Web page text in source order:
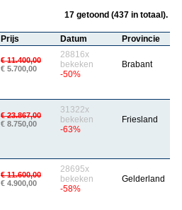
17 getoond (437 in totaal).
Prijs Datum Provincie
€ 11.400,00
€ 5.700,00
28816x
bekeken
-50%
Brabant
€ 23.867,00
€ 8.750,00
31322x
bekeken
-63%
Friesland
€ 11.600,00
€ 4.900,00
28695x
bekeken
-58%
Gelderland